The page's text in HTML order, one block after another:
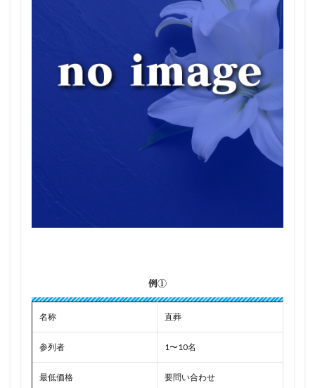
例①
名称 直葬
参列者 1〜10名
最低価格 要問い合わせ